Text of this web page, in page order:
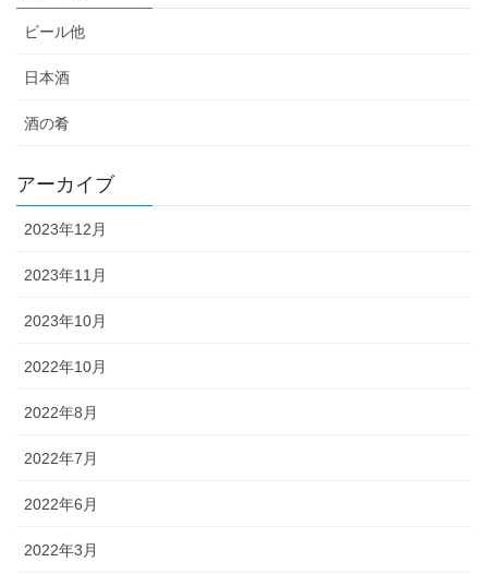
ビール他
日本酒
酒の肴
アーカイブ
2023年12月
2023年11月
2023年10月
2022年10月
2022年8月
2022年7月
2022年6月
2022年3月